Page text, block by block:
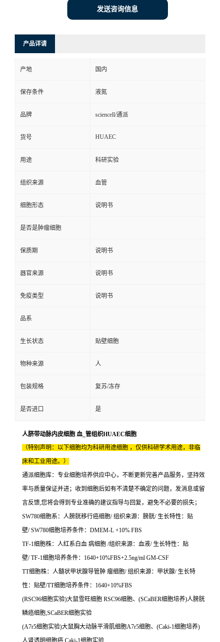
发送咨询信息
产品详请
产地 国内
保存条件 液氮
品牌 sciencell/通派
货号 HUAEC
用途 科研实验
组织来源 血管
细胞形态 说明书
是否是肿瘤细胞
保质期 说明书
器官来源 说明书
免疫类型 说明书
品系
生长状态 贴壁细胞
物种来源 人
包装规格 复苏/冻存
是否进口 是
人脐带动脉内皮细胞 血_管组织HUAEC细胞
（特别声明：以下细胞均为科研用途细胞 ，仅供科研学术用途，非临
床和工业用途。）
通派细胞库：专业细胞培养供应中心，不断更新完善产品服务，坚持效
率与质量保证并进；收到细胞后如有不清楚不确定的问题，发消息或留
言反馈,您将会得到专业准确的建议指导与回复，避免不必要的损失；
SW780细胞系：人膀胱移行癌细胞/ 组织来源：膀胱/ 生长特性：贴
壁/ SW780细胞培养条件：DMEM-L +10% FBS
TF-1细胞株：人红系白血 病细胞 /组织来源：血液/ 生长特性：贴
壁/ TF-1细胞培养条件：1640+10%FBS+2.5ng/ml GM-CSF
TT细胞株：人髓状甲状腺导管肿 瘤细胞/ 组织来源：甲状腺/ 生长特
性：贴壁/TT细胞培养条件：1640+10%FBS
(RSC96细胞实验)大鼠雪旺细胞 RSC96细胞、(SCaBER细胞培养)人膀胱
鳞癌细胞,SCaBER细胞实验
(A7r5细胞实验)大鼠胸大动脉平滑肌细胞A7r5细胞、(Caki-1细胞培养)
人肾透明细胞癌,Caki-1细胞实验